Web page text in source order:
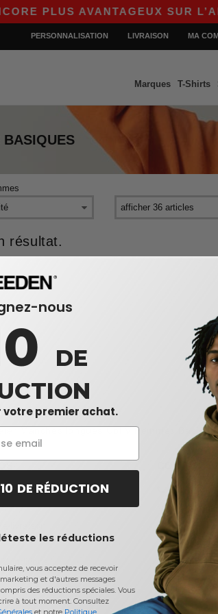
PLUS AVANTAGEUX SUR
PERSONNALISATION LIVRAISON MA
Marques T-Shirts
BASIQUES
résultat.
Manches longues Col V Femmes
paiement
(438)
Monday to
Service Client
Ventes
nous
DE
votre premier achat.
DE RÉDUCTION
les réductions
vous acceptez de recevoir
et d'autres messages
des réductions spéciales. Vous
à tout moment. Consultez